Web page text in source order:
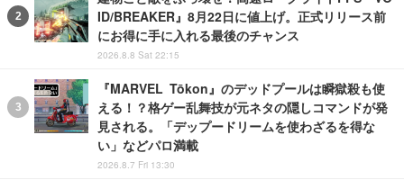
ID/BREAKER』8月22日に値上げ。正式リリース前
にお得に手に入れる最後のチャンス
2026.8.8 Sat 22:15
『MARVEL Tōkon』のデッドプールは瞬獄殺も使
える！？格ゲー乱舞技が元ネタの隠しコマンドが発
見される。「デップードリームを使わざるを得な
い」などパロ満載
2026.8.7 Fri 13:30